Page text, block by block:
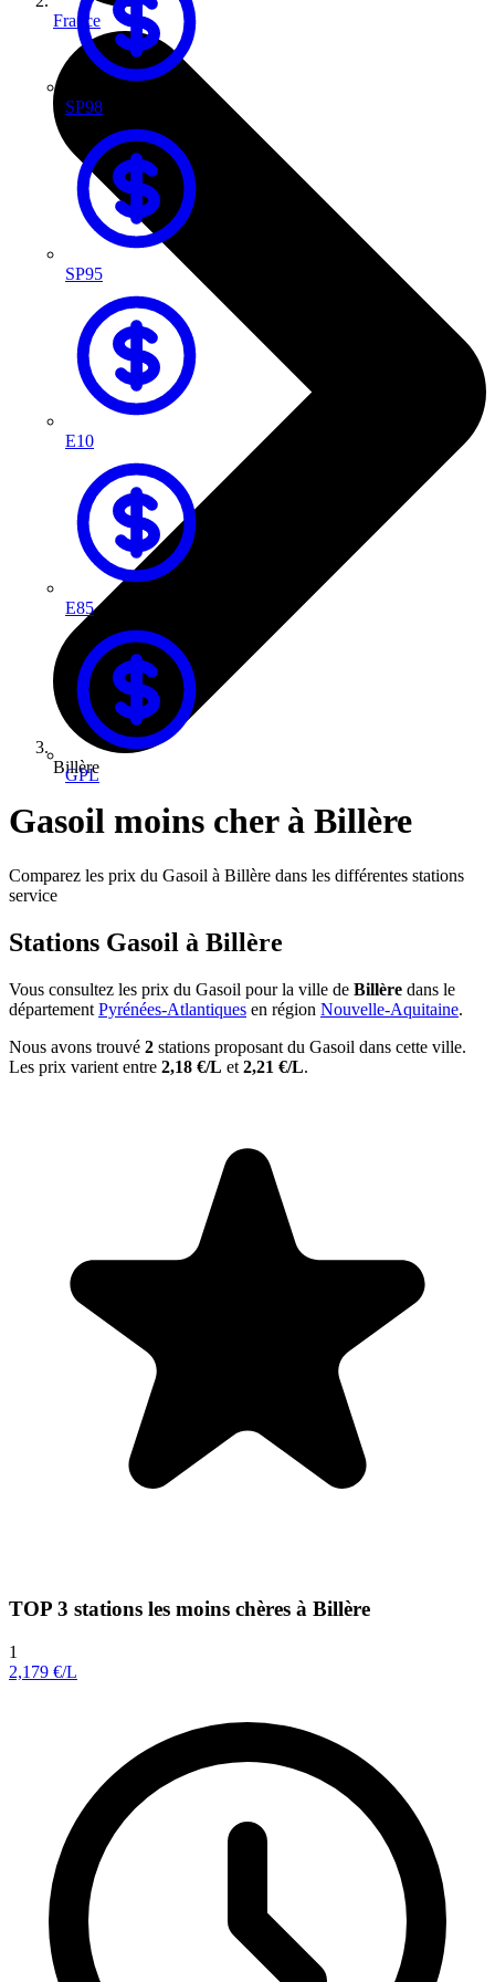
SP98
SP95
E10
E85
GPL
France
Billère
Gasoil moins cher à Billère
Comparez les prix du Gasoil à Billère dans les différentes stations
service
Stations Gasoil à Billère
Vous consultez les prix du Gasoil pour la ville de Billère dans le
département Pyrénées-Atlantiques en région Nouvelle-Aquitaine.
Nous avons trouvé 2 stations proposant du Gasoil dans cette ville.
Les prix varient entre 2,18 €/L et 2,21 €/L.
TOP 3 stations les moins chères à Billère
1
2,179 €/L